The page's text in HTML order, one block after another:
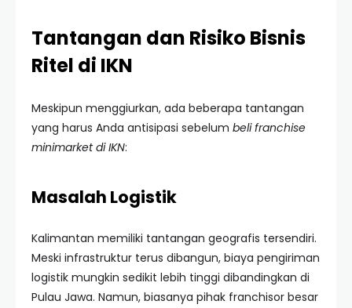
Tantangan dan Risiko Bisnis
Ritel di IKN
Meskipun menggiurkan, ada beberapa tantangan
yang harus Anda antisipasi sebelum beli franchise
minimarket di IKN:
Masalah Logistik
Kalimantan memiliki tantangan geografis tersendiri.
Meski infrastruktur terus dibangun, biaya pengiriman
logistik mungkin sedikit lebih tinggi dibandingkan di
Pulau Jawa. Namun, biasanya pihak franchisor besar